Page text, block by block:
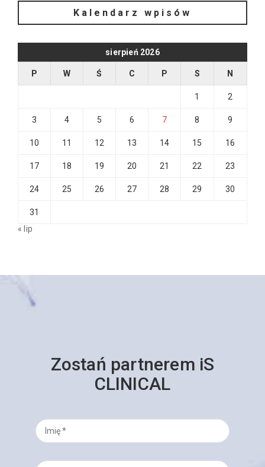
Kalendarz wpisów
sierpień 2026
P W Ś C P S N
1 2
3 4 5 6 7 8 9
10 11 12 13 14 15 16
17 18 19 20 21 22 23
24 25 26 27 28 29 30
31
« lip
Zostań partnerem iS
CLINICAL